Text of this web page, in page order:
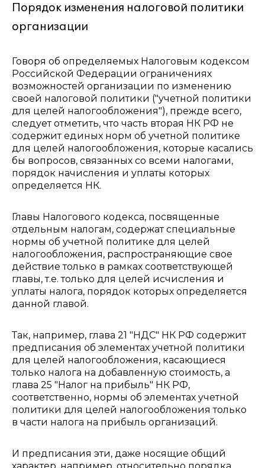
Порядок изменения налоговой политики
организации
Говоря об определяемых Налоговым кодексом
Российской Федерации ограничениях
возможностей организации по изменению
своей налоговой политики ("учетной политики
для целей налогообложения"), прежде всего,
следует отметить, что часть вторая НК РФ не
содержит единых норм об учетной политике
для целей налогообложения, которые касались
бы вопросов, связанных со всеми налогами,
порядок начисления и уплаты которых
определяется НК.
Главы Налогового кодекса, посвященные
отдельным налогам, содержат специальные
нормы об учетной политике для целей
налогообложения, распространяющие свое
действие только в рамках соответствующей
главы, т.е. только для целей исчисления и
уплаты налога, порядок которых определяется
данной главой.
Так, например, глава 21 "НДС" НК РФ содержит
предписания об элементах учетной политики
для целей налогообложения, касающиеся
только налога на добавленную стоимость, а
глава 25 "Налог на прибыль" НК РФ,
соответственно, нормы об элементах учетной
политики для целей налогообложения только
в части налога на прибыль организаций.
И предписания эти, даже носящие общий